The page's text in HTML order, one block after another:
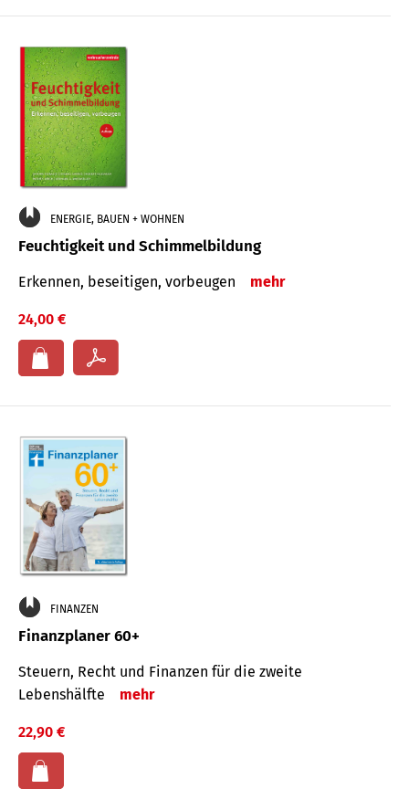
ENERGIE, BAUEN + WOHNEN
Feuchtigkeit und Schimmelbildung
Erkennen, beseitigen, vorbeugen mehr
24,00 €
FINANZEN
Finanzplaner 60+
Steuern, Recht und Finanzen für die zweite
Lebenshälfte
mehr
22,90 €